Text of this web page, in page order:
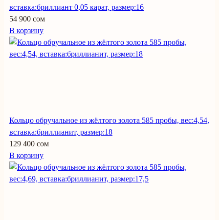
вставка:бриллиант 0,05 карат, размер:16
54 900 сом
В корзину
Кольцо обручальное из жёлтого золота 585 пробы, вес:4,54,
вставка:бриллианит, размер:18
129 400 сом
В корзину